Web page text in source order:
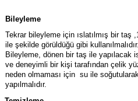
Bileyleme
Tekrar bileyleme için ıslatılmış bir taş
ile şekilde görüldüğü gibi kullanılmalıdır.
Bileyleme, dönen bir taş ile yapılacak
ve deneyimli bir kişi tarafından çelik
neden olmaması için su ile
yapılmalıdır.